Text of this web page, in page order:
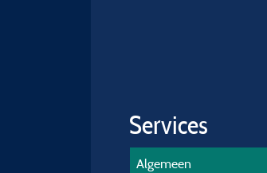
Services
Algemeen